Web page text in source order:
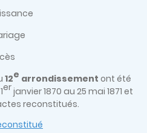
12e arrondissement ont été
erjanvier 1870 au 25 mai 1871 et
reconstitués.